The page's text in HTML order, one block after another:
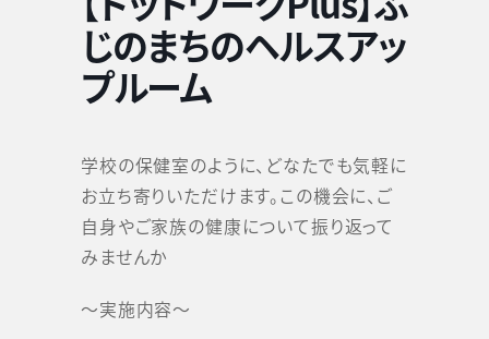
じのまちのヘルスアッ
プルーム
学校の保健室のように、どなたでも気軽に
お立ち寄りいただけます。この機会に、ご
自身やご家族の健康について振り返って
みませんか
～実施内容～